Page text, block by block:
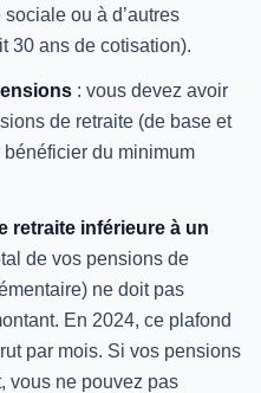
ou à d’autres
30 ans de cotisation).
: vous devez avoir
de retraite (de base et
du minimum
retraite inférieure à un
de vos pensions de
ne doit pas
En 2024, ce plafond
par mois. Si vos pensions
vous ne pouvez pas